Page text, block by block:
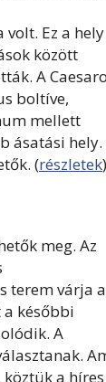
volt. Ez a hely
között
A
boltíve,
mellett
ásatási
(részletek)
meg. Az
terem várja a
későbbi
A
a híres